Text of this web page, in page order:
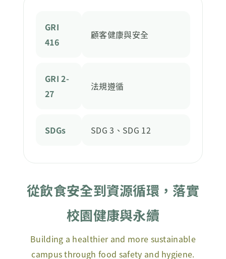
GRI
416
顧客健康與安全
GRI 2-
27
法規遵循
SDGs SDG 3、SDG 12
從飲食安全到資源循環，落實
校園健康與永續
Building a healthier and more sustainable
campus through food safety and hygiene.